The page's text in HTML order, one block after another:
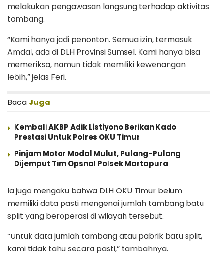
melakukan pengawasan langsung terhadap aktivitas
tambang.
“Kami hanya jadi penonton. Semua izin, termasuk
Amdal, ada di DLH Provinsi Sumsel. Kami hanya bisa
memeriksa, namun tidak memiliki kewenangan
lebih,” jelas Feri.
Baca Juga
Kembali AKBP Adik Listiyono Berikan Kado
Prestasi Untuk Polres OKU Timur
Pinjam Motor Modal Mulut, Pulang-Pulang
Dijemput Tim Opsnal Polsek Martapura
Ia juga mengaku bahwa DLH OKU Timur belum
memiliki data pasti mengenai jumlah tambang batu
split yang beroperasi di wilayah tersebut.
“Untuk data jumlah tambang atau pabrik batu split,
kami tidak tahu secara pasti,” tambahnya.